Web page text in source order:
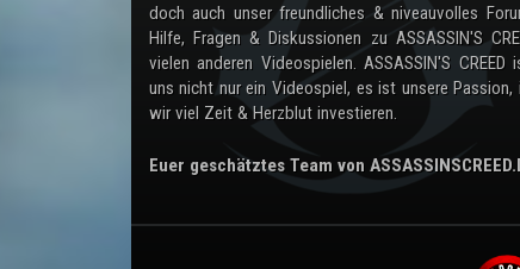
doch auch unser freundliches & niveauvolles
Hilfe, Fragen & Diskussionen zu ASSASSIN'S
vielen anderen Videospielen. ASSASSIN'S CREED
uns nicht nur ein Videospiel, es ist unsere Passion,
wir viel Zeit & Herzblut investieren.
Euer geschätztes Team von